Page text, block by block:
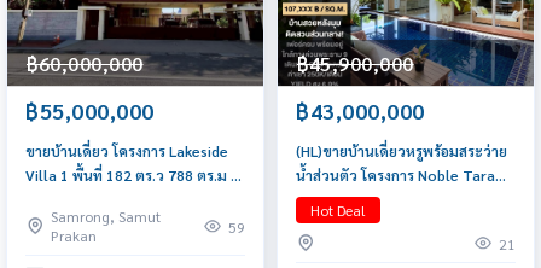
฿60,000,000
฿55,000,000
ขายบ้านเดี่ยว โครงการ Lakeside
Villa 1 พื้นที่ 182 ตร.ว 788 ตร.ม 4
Samrong, Samut
Prakan
59
฿45,900,000
฿43,000,000
(HL)ขายบ้านเดี่ยวหรูพร้อมสระว่าย
น้ำส่วนตัว โครงการ Noble Tara
Pattanakarn (โนเบิล ทารา
พัฒนาการ)
Hot Deal
21